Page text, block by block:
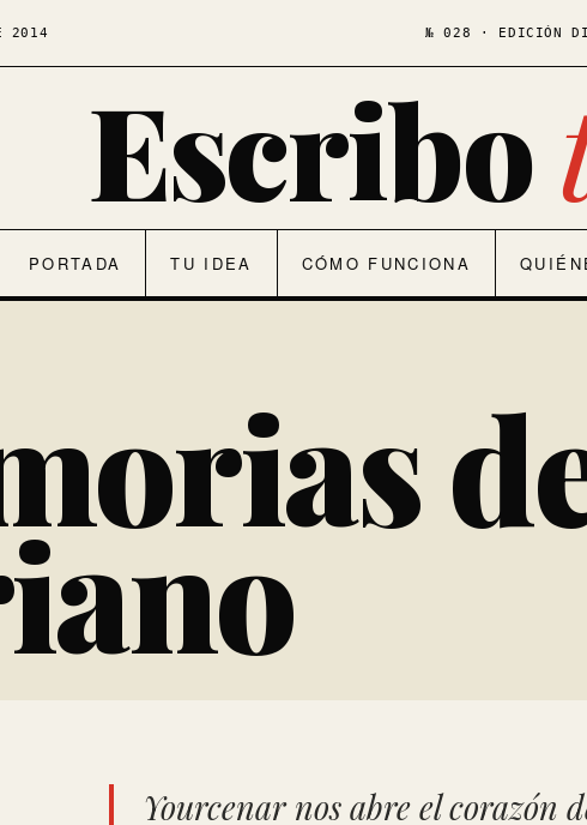
2014 № 028 · EDICIÓN
Escribo
PORTADA TU IDEA CÓMO FUNCIONA
Yourcenar nos abre el corazón